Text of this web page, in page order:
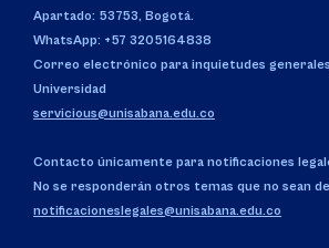
Apartado: 53753, Bogotá.
WhatsApp: +57 3205164838
Correo electrónico para inquietudes
Universidad
servicious@unisabana.edu.co
Contacto únicamente para notificaciones
No se responderán otros temas que no sean
notificacioneslegales@unisabana.edu.co